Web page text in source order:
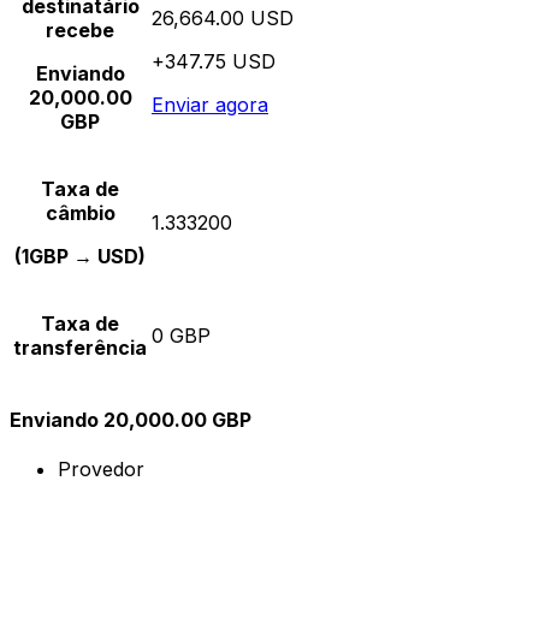
destinatário
recebe
Enviando
20,000.00
GBP
26,664.00 USD
+347.75 USD
Enviar agora
Taxa de
câmbio
(1GBP → USD)
1.333200
Taxa de
transferência 0 GBP
Enviando 20,000.00 GBP
Provedor